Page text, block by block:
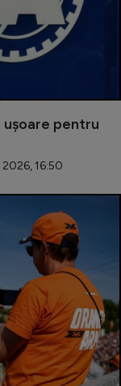
ușoare pentru
16:50